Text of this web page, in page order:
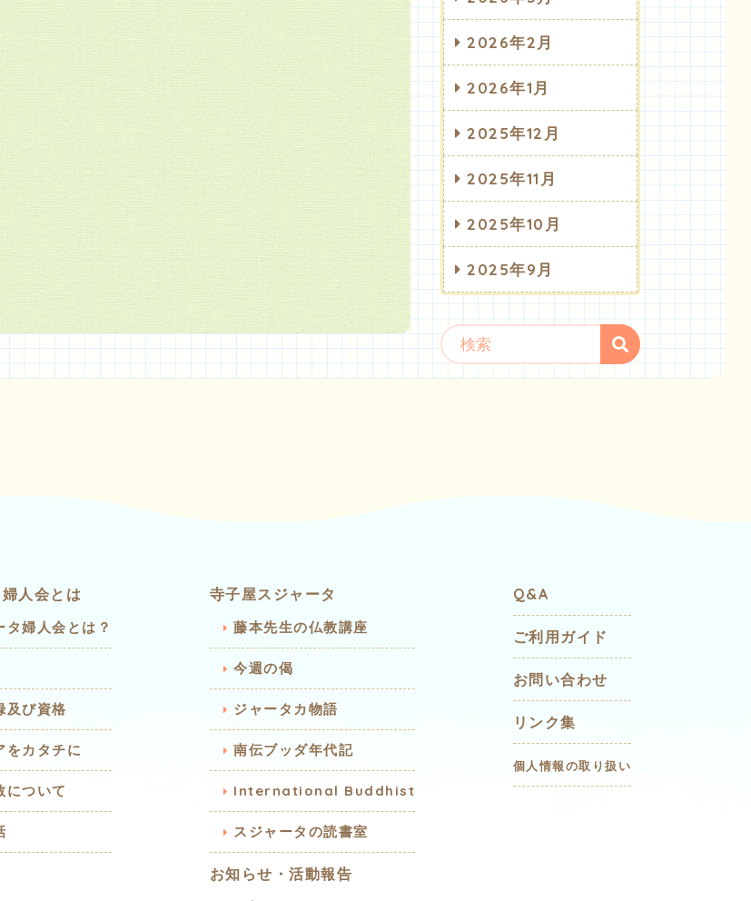
2026年2月
2026年1月
2025年12月
2025年11月
2025年10月
2025年9月
人会とは
タ婦人会とは？
及び資格
をカタチに
について
寺子屋スジャータ
藤本先生の仏教講座
今週の偈
ジャータカ物語
南伝ブッダ年代記
International Buddhist
スジャータの読書室
お知らせ・活動報告
Q&A
ご利用ガイド
お問い合わせ
リンク集
個人情報の取り扱い